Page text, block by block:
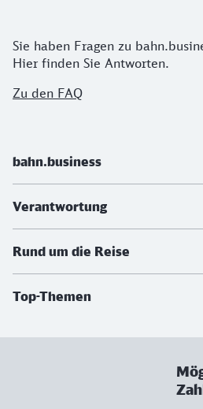
Sie haben Fragen zu
Hier finden Sie Antworten.
Zu den FAQ
bahn.business
Verantwortung
Rund um die Reise
Top-Themen